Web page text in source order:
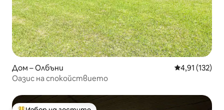
Дом – Олбъни Средна
4,91 (132)
Оазис на спокойствието